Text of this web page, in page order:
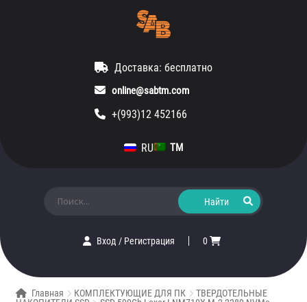
Доставка: бесплатно
online@sabtm.com
+(993)12 452166
RU TM
Вход/ Регистрация 0
Главная КОМПЛЕКТУЮЩИЕ ДЛЯ ПК
ТВЕРДОТЕЛЬНЫЕ